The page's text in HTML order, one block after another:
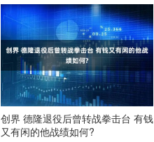
创界 德隆退役后曾转战拳击台 有钱
又有闲的他战绩如何?